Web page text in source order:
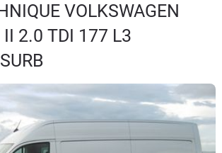
VOLKSWAGEN
II 2.0 TDI 177 L3